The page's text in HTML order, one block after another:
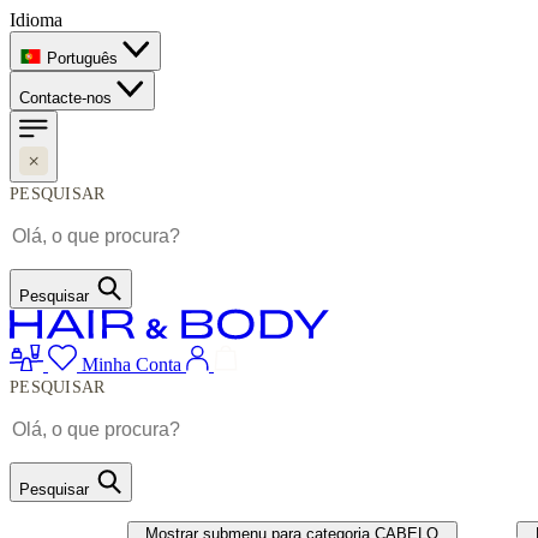
Idioma
Português
Contacte-nos
PESQUISAR
Pesquisar
Minha Conta
PESQUISAR
Pesquisar
Mostrar submenu para categoria CABELO UNHAS